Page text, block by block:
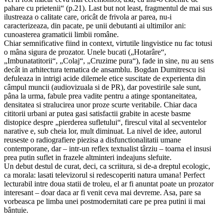
pahare cu prietenii“ (p.21). Last but not least, fragmentul de mai sus
ilustreaza o calitate care, oricât de frivola ar parea, nu-i
caracterizeaza, din pacate, pe unii debutanti ai ultimilor ani:
cunoasterea gramaticii limbii române.
Chiar semnificative fiind in context, virtutile lingvistice nu fac totusi
o mâna sigura de prozator. Unele bucati („Hotarâre“,
„Imbunatatitorii“, „Colaj“, „Cruzime pura“), fade in sine, nu au sens
decât in arhitectura tematica de ansamblu. Bogdan Dumitrescu isi
defuleaza in intrigi acide dilemele etice suscitate de experienta din
câmpul muncii (audiovizuala si de PR), dar povestirile sale sunt,
pâna la urma, fabule prea vadite pentru a atinge spontaneitatea,
densitatea si stralucirea unor proze scurte veritabile. Chiar daca
cititorii urbani ar putea gasi satisfactii grabite in aceste basme
distopice despre „pierderea sufletului“, firescul vital al secventelor
narative e, sub cheia lor, mult diminuat. La nivel de idee, autorul
reuseste o radiografiere piezisa a disfunctionalitatii umane
contemporane, dar – intr-un reflex textualist târziu – toarna el insusi
prea putin suflet in frazele altminteri indeajuns slefuite.
Un debut destul de curat, deci, ca scriitura, si de-a dreptul ecologic,
ca morala: lasati televizorul si redescoperiti natura umana! Perfect
lecturabil intre doua statii de troleu, el ar fi anuntat poate un prozator
interesant – doar daca ar fi venit ceva mai devreme. Asa, pare sa
vorbeasca pe limba unei postmodernitati care pe prea putini ii mai
bântuie.